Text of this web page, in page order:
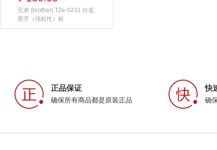
兄弟 (brother) TZe-S231 白底
黑字（强粘性）标
正品保证
确保所有商品都是原装正品
快
确